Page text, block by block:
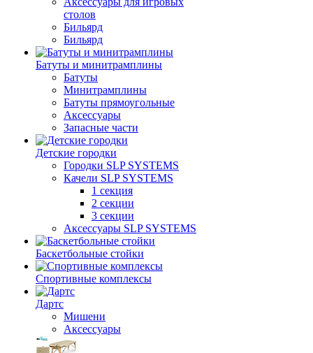
столов
Бильяpд
Бильяpд
Батуты и минитрамплины
Батуты
Минитрамплины
Батуты прямоугольные
Аксессуары
Запасные части
Детские городки
Городки SLP SYSTEMS
Качели SLP SYSTEMS
1 секция
2 секции
3 секции
Аксессуары SLP SYSTEMS
Баскетбольные стойки
Спортивные комплексы
Дартс
Мишени
Аксессуары